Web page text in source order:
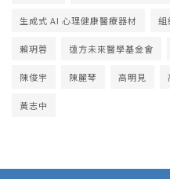
生成式 AI 心理健康醫療器材 組
賴玥蓉 遠方未來醫學基金會
陳俊宇 陳麗琴 高明見
黃志中